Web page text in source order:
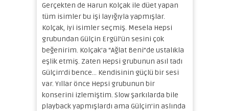
Gerçekten de Harun Kolçak ile düet yapan
tüm isimler bu işi layığıyla yapmışlar.
Kolçak, iyi isimler seçmiş. Mesela Hepsi
grubundan Gülçin Ergül’ün sesini çok
beğenirim. Kolçak’a “Ağlat Beni”de ustalıkla
eşlik etmiş. Zaten Hepsi grubunun asıl tadı
Gülçin’di bence… Kendisinin güçlü bir sesi
var. Yıllar önce Hepsi grubunun bir
konserini izlemiştim. Slow şarkılarda bile
playback yapmışlardı ama Gülçin’in aslında